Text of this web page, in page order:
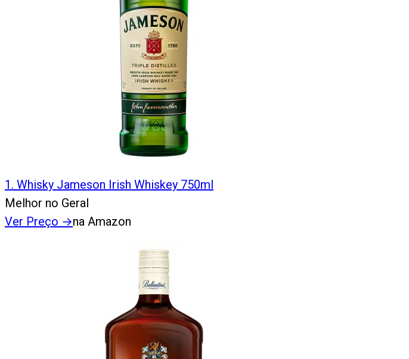
1 . Whisky Jameson Irish Whiskey 750ml
Melhor no Geral
Ver Preço →na Amazon